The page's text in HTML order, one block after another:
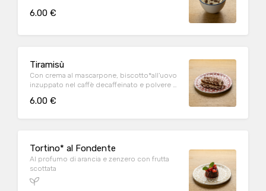
6.00 €
Tiramisù
Con crema al mascarpone, biscotto*all'uovo
inzuppato nel caffè decaffeinato e polvere di
6.00 €
Tortino* al Fondente
Al profumo di arancia e zenzero con frutta
scottata